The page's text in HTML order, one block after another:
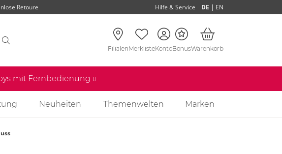
Retoure Hilfe & Service DE | EN
FilialenMerklisteKontoBonusWarenkorb
mit Fernbedienung
Neuheiten Themenwelten Marken